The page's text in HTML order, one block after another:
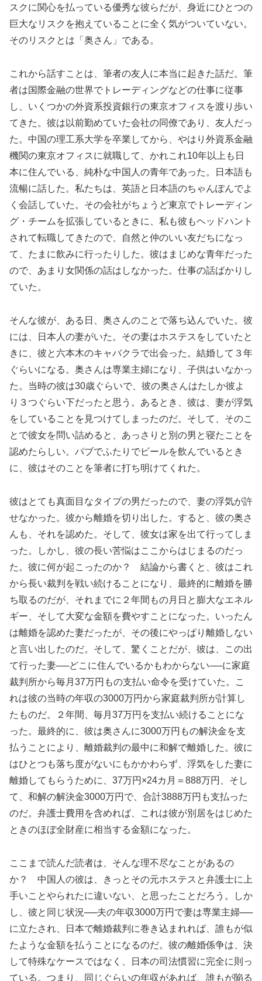
スクに関心を払っている優秀な彼らだが、身近にひとつの
巨大なリスクを抱えていることに全く気がついていない。
そのリスクとは「奥さん」である。
これから話すことは、筆者の友人に本当に起きた話だ。筆
者は国際金融の世界でトレーディングなどの仕事に従事
し、いくつかの外資系投資銀行の東京オフィスを渡り歩い
てきた。彼は以前勤めていた会社の同僚であり、友人だっ
た。中国の理工系大学を卒業してから、やはり外資系金融
機関の東京オフィスに就職して、かれこれ10年以上も日
本に住んでいる、純朴な中国人の青年であった。日本語も
流暢に話した。私たちは、英語と日本語のちゃんぽんでよ
く会話していた。その会社がちょうど東京でトレーディン
グ・チームを拡張しているときに、私も彼もヘッドハント
されて転職してきたので、自然と仲のいい友だちになっ
て、たまに飲みに行ったりした。彼はまじめな青年だった
ので、あまり女関係の話はしなかった。仕事の話ばかりし
ていた。
そんな彼が、ある日、奥さんのことで落ち込んでいた。彼
には、日本人の妻がいた。その妻はホステスをしていたと
きに、彼と六本木のキャバクラで出会った。結婚して３年
ぐらいになる。奥さんは専業主婦になり、子供はいなかっ
た。当時の彼は30歳ぐらいで、彼の奥さんはたしか彼よ
り３つぐらい下だったと思う。あるとき、彼は、妻が浮気
をしていることを見つけてしまったのだ。そして、そのこ
とで彼女を問い詰めると、あっさりと別の男と寝たことを
認めたらしい。パブでふたりでビールを飲んでいるとき
に、彼はそのことを筆者に打ち明けてくれた。
彼はとても真面目なタイプの男だったので、妻の浮気が許
せなかった。彼から離婚を切り出した。すると、彼の奥さ
んも、それを認めた。そして、彼女は家を出て行ってしま
った。しかし、彼の長い苦悩はここからはじまるのだっ
た。彼に何が起こったのか？ 結論から書くと、彼はこれ
から長い裁判を戦い続けることになり、最終的に離婚を勝
ち取るのだが、それまでに２年間もの月日と膨大なエネル
ギー、そして大変な金額を費やすことになった。いったん
は離婚を認めた妻だったが、その後にやっぱり離婚しない
と言い出したのだ。そして、驚くことだが、彼は、この出
て行った妻──どこに住んでいるかもわからない──に家庭
裁判所から毎月37万円もの支払い命令を受けていた。こ
れは彼の当時の年収の3000万円から家庭裁判所が計算し
たものだ。２年間、毎月37万円を支払い続けることにな
った。最終的に、彼は奥さんに3000万円もの解決金を支
払うことにより、離婚裁判の最中に和解で離婚した。彼に
はひとつも落ち度がないにもかかわらず、浮気をした妻に
離婚してもらうために、37万円×24カ月＝888万円、そし
て、和解の解決金3000万円で、合計3888万円も支払った
のだ。弁護士費用を含めれば、これは彼が別居をはじめた
ときのほぼ全財産に相当する金額になった。
ここまで読んだ読者は、そんな理不尽なことがあるの
か？ 中国人の彼は、きっとその元ホステスと弁護士に上
手いことやられたに違いない、と思ったことだろう。しか
し、彼と同じ状況──夫の年収3000万円で妻は専業主婦──
に立たされ、日本で離婚裁判に巻き込まれれば、誰もが似
たような金額を払うことになるのだ。彼の離婚係争は、決
して特殊なケースではなく、日本の司法慣習に完全に則っ
ている。つまり、同じぐらいの年収があれば、誰もが陥る